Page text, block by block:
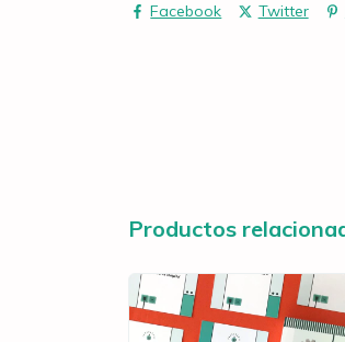
Facebook Twitter
Productos